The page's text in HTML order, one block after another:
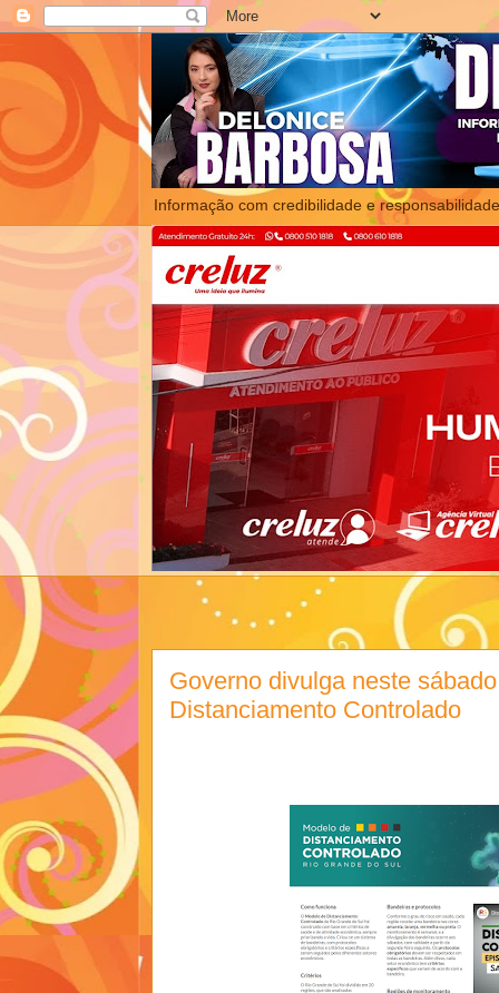
Informação com credibilidade e
Governo divulga neste
Distanciamento Controlado